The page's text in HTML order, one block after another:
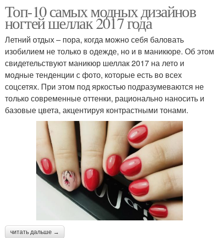
Топ-10 самых модных дизайнов
ногтей шеллак 2017 года
Летний отдых – пора, когда можно себя баловать
изобилием не только в одежде, но и в маникюре. Об этом
свидетельствуют маникюр шеллак 2017 на лето и
модные тенденции с фото, которые есть во всех
соцсетях. При этом под яркостью подразумеваются не
только современные оттенки, рационально наносить и
базовые цвета, акцентируя контрастными тонами.
читать дальше →